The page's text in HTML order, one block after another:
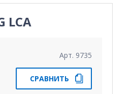
LCA
Арт. 9735
СРАВНИТЬ